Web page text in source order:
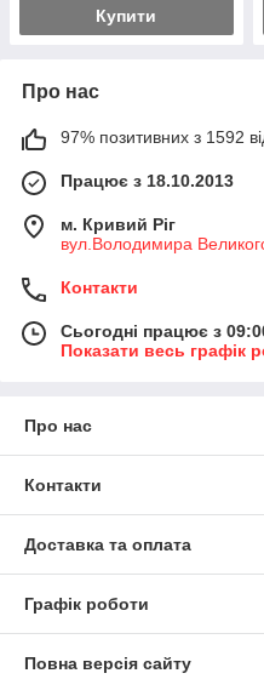
Купити
Про нас
97% позитивних з 1592
Працює з 18.10.2013
м. Кривий Ріг
вул.Володимира
Контакти
Сьогодні працює з
Показати весь графік
Про нас
Контакти
Доставка та оплата
Графік роботи
Повна версія сайту